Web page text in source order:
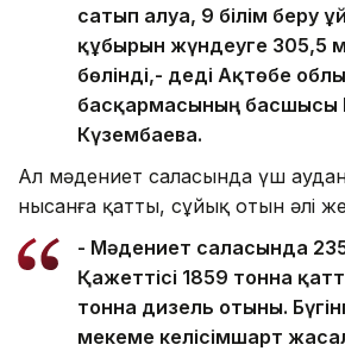
сатып алуға, 9 білім
құбырын жүндеуге 305,5
бөлінді,- деді Ақтөбе
басқармасының басшысы
Күзембаева.
Ал мәдениет саласында үш
нысанға қатты, сұйық отын әлі
- Мәдениет саласында 235
Қажеттісі 1859 тонна
тонна дизель отыны.
мекеме келісімшарт